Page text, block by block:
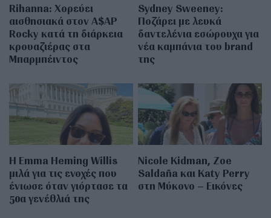
Rihanna: Χορεύει
αισθησιακά στον A$AP
Rocky κατά τη διάρκεια
κρουαζιέρας στα
Μπαρμπέιντος
Sydney Sweeney:
Ποζάρει με λευκά
δαντελένια εσώρουχα για
νέα καμπάνια του brand
της
H Emma Heming Willis
μιλά για τις ενοχές που
ένιωσε όταν γιόρτασε τα
50α γενέθλιά της
Nicole Kidman, Zoe
Saldaña και Katy Perry
στη Μύκονο – Εικόνες